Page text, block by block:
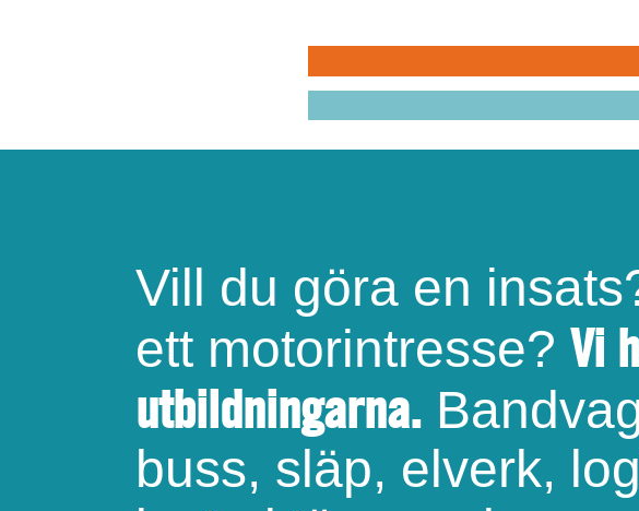
Vill du göra en
ett motorintresse? Vi
utbildningarna.
buss, släp, elverk,